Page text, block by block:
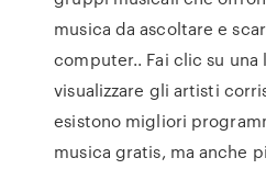
musica da ascoltare e
computer.. Fai clic su
visualizzare gli artisti
esistono migliori
musica gratis, ma anche